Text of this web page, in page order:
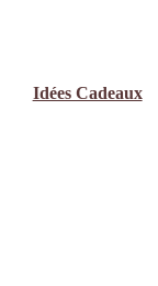
Idées Cadeaux